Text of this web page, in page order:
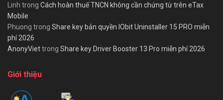
Linh trong Cách hoàn thuế TNCN không cần chứng từ trên eTax
Mobile
Phuong trong Share key bản quyền IObit Uninstaller 15 PRO miễn
phí 2026
AnonyViettrong Share key Driver Booster 13 Pro miễn phí 2026
Giới thiệu